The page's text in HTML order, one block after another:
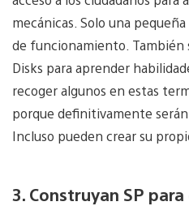
mecánicas. Solo una
de funcionamiento. También
Disks para aprender
recoger algunos en estas
porque definitivamente
Incluso pueden crear su
3. Construyan SP